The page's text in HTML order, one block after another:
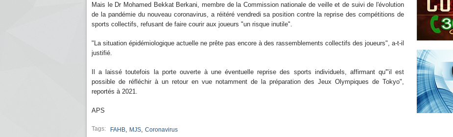
Mais le Dr Mohamed Bekkat Berkani, membre de la Commission nationale de veille et de suivi de l'évolution
de la pandémie du nouveau coronavirus, a réitéré vendredi sa position contre la reprise des compétitions de
sports collectifs, refusant de faire courir aux joueurs "un risque inutile".
"La situation épidémiologique actuelle ne prête pas encore à des rassemblements collectifs des joueurs", a-t-il
justifié.
Il a laissé toutefois la porte ouverte à une éventuelle reprise des sports individuels, affirmant qu'"il est
possible de réfléchir à un retour en vue notamment de la préparation des Jeux Olympiques de Tokyo",
reportés à 2021.
APS
Tags: FAHB, MJS, Coronavirus